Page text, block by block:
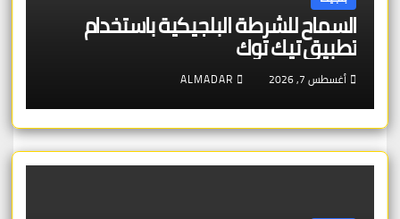
السماح للشرطة البلجيكية باستخدام
تطبيق تيك توك
أغسطس 7, 2026 ALMADAR